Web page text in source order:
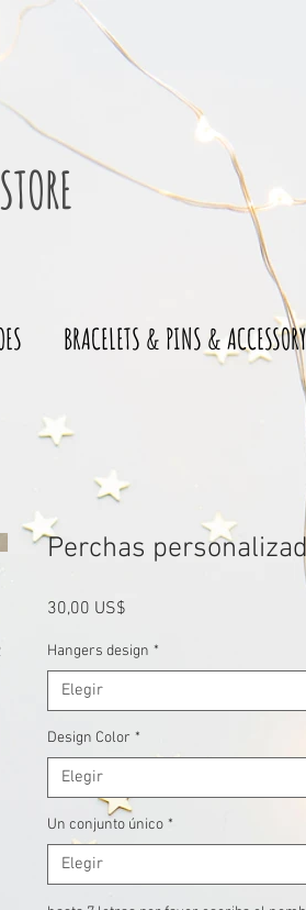
BRACELETS & PINS & ACCESSORY
Perchas
30,00 US$
Hangers design *
Elegir
Design Color *
Elegir
Un conjunto único *
Elegir